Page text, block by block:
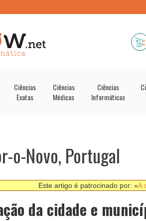
Ciências
Exatas
Ciências
Médicas
Ciências
Informáticas
o-Novo, Portugal
Este artigo é patrocinado por: «A
da cidade e